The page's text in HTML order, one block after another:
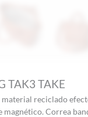
TAK3 TAKE
material reciclado
magnético. Correa